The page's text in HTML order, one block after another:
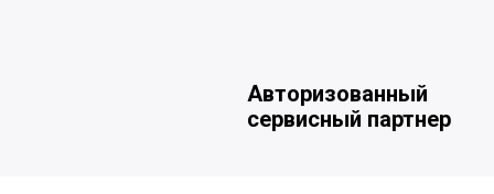
Авторизованный
сервисный партнер